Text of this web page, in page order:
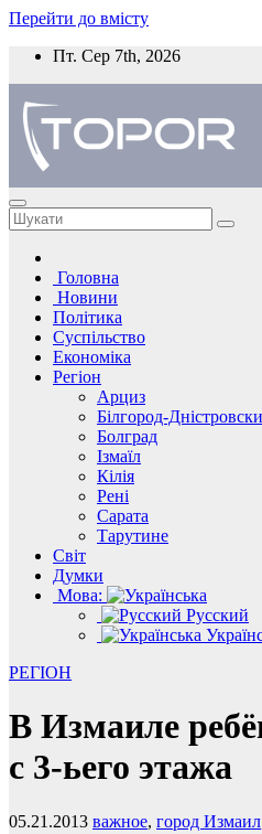
Перейти до вмісту
Пт. Сер 7th, 2026
Головна
Новини
Політика
Суспільство
Економіка
Регіон
Арциз
Білгород-
Болград
Ізмаїл
Кілія
Рені
Сарата
Тарутине
Світ
Думки
Мова:
Русский
РЕГІОН
В Измаиле
с 3-ьего этажа
05.21.2013 важное, город Измаил